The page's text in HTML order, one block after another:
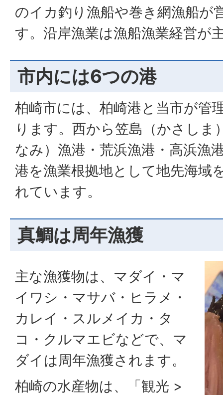
のイカ釣り漁船や巻き網漁船が
す。沿岸漁業は漁船漁業経営が
市内には6つの港
柏崎市には、柏崎港と当市が管
ります。西から笠島（かさしま
なみ）漁港・荒浜漁港・高浜漁
港を漁業根拠地として地先海域
れています。
真鯛は周年漁獲
主な漁獲物は、マダイ・マ
イワシ・マサバ・ヒラメ・
カレイ・スルメイカ・タ
コ・クルマエビなどで、マ
ダイは周年漁獲されます。
柏崎の水産物は、「観光 >